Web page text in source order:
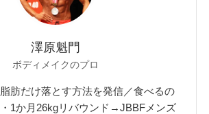
澤原魁門
ボディメイクのプロ
肪だけ落とす方法を発信／食べるの
1か月26kgリバウンド→JBBFメンズ